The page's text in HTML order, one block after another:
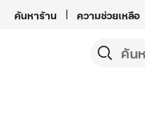
ค้นหาร้าน ความช่วยเหลือ